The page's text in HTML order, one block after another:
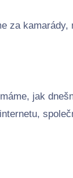
za
jak